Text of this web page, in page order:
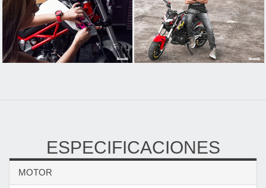
ESPECIFICACIONES
MOTOR